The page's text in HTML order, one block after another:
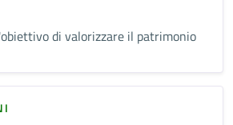
di valorizzare il patrimonio